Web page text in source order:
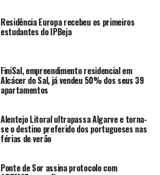
Residência Europa recebeu os primeiros
estudantes do IPBeja
FiniSal, empreendimento residencial em
Alcácer do Sal, já vendeu 50% dos seus 39
apartamentos
Alentejo Litoral ultrapassa Algarve e torna-
se o destino preferido dos portugueses nas
férias de verão
Ponte de Sor assina protocolo com